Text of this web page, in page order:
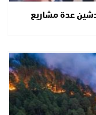
عدة مشاريع